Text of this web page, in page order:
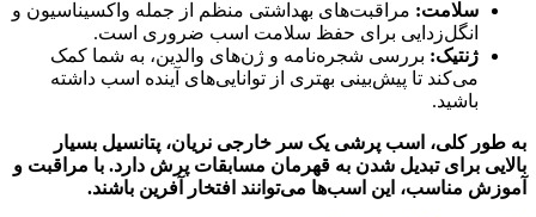
سلامت: مراقبت‌های بهداشتی منظم از جمله واکسیناسیون و
انگل‌زدایی برای حفظ سلامت اسب ضروری است.
ژنتیک: بررسی شجره‌نامه و ژن‌های والدین، به شما کمک
می‌کند تا پیش‌بینی بهتری از توانایی‌های آینده اسب داشته
باشید.
به طور کلی، اسب پرشی یک سر خارجی نریان، پتانسیل بسیار
بالایی برای تبدیل شدن به قهرمان مسابقات پرش دارد. با مراقبت و
آموزش مناسب، این اسب‌ها می‌توانند افتخار آفرین باشند.